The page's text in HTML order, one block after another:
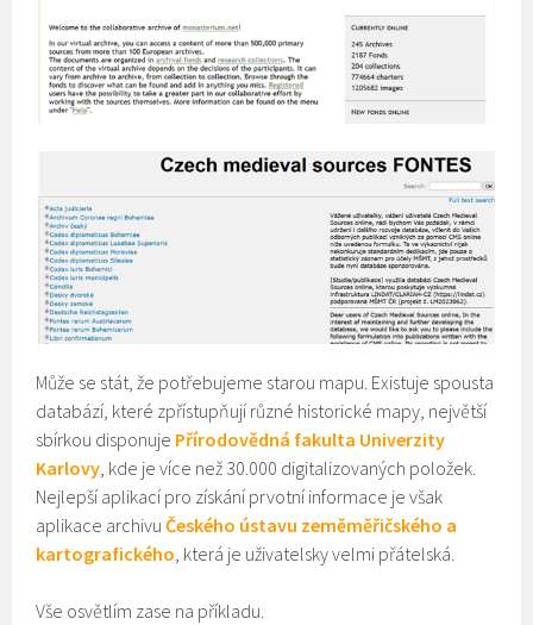
Může se stát, že potřebujeme starou mapu. Existuje spousta
databází, které zpřístupňují různé historické mapy, největší
sbírkou disponuje Přírodovědná fakulta Univerzity
Karlovy, kde je více než 30.000 digitalizovaných položek.
Nejlepší aplikací pro získání prvotní informace je však
aplikace archivuČeského ústavu zeměměřičského a
kartografického, která je uživatelsky velmi přátelská.
Vše osvětlím zase na příkladu.